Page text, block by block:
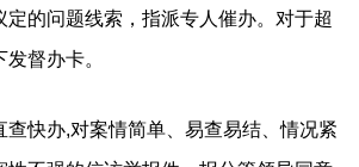
定的问题线索，指派专人催办。对于超
督办卡。
快办,对案情简单、易查易结、情况紧